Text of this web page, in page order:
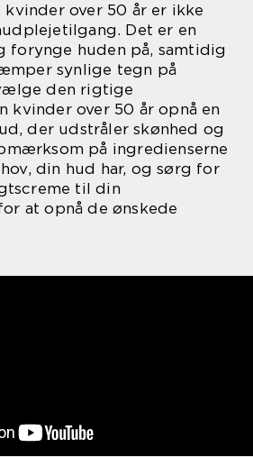
over 50 år er ikke
Det er en
forynge huden på, samtidig
synlige tegn på
den rigtige
kvinder over 50 år opnå en
der udstråler skønhed og
på ingredienserne
din hud har, og sørg for
til din
at opnå de ønskede